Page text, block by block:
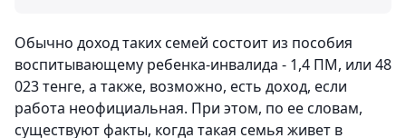
Обычно доход таких семей состоит из пособия
воспитывающему ребенка-инвалида - 1,4 ПМ, или 48
023 тенге, а также, возможно, есть доход, если
работа неофициальная. При этом, по ее словам,
существуют факты, когда такая семья живет в